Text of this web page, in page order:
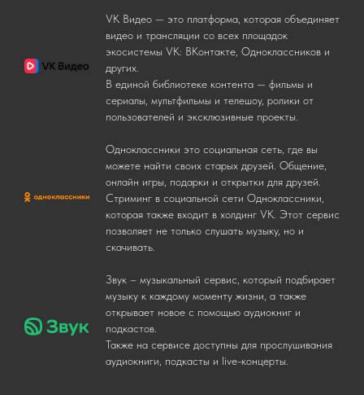
VK Видео — это платформа, которая объединяет
видео и трансляции со всех площадок
экосистемы VK: ВКонтакте, Одноклассников и
других.
В единой библиотеке контента — фильмы и
сериалы, мультфильмы и телешоу, ролики от
пользователей и эксклюзивные проекты.
Одноклассники это социальная сеть, где вы
можете найти своих старых друзей. Общение,
онлайн игры, подарки и открытки для друзей.
Стриминг в социальной сети Одноклассники,
которая также входит в холдинг VK. Этот сервис
позволяет не только слушать музыку, но и
скачивать.
Звук – музыкальный сервис, который подбирает
музыку к каждому моменту жизни, а также
открывает новое с помощью аудиокниг и
подкастов.
Также на сервисе доступны для прослушивания
аудиокниги, подкасты и live-концерты.